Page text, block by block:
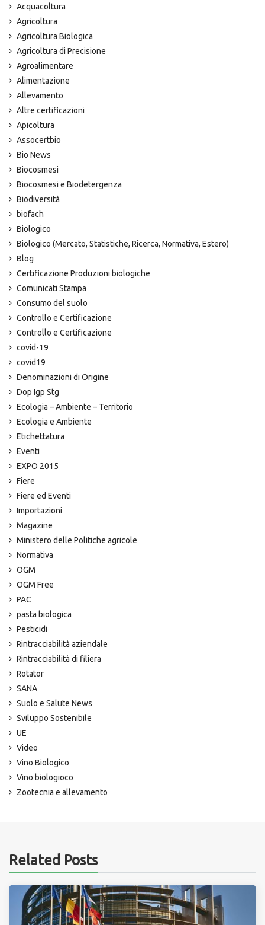
Acquacoltura
Agricoltura
Agricoltura Biologica
Agricoltura di Precisione
Agroalimentare
Alimentazione
Allevamento
Altre certificazioni
Apicoltura
Assocertbio
Bio News
Biocosmesi
Biocosmesi e Biodetergenza
Biodiversità
biofach
Biologico
Biologico (Mercato, Statistiche, Ricerca, Normativa, Estero)
Blog
Certificazione Produzioni biologiche
Comunicati Stampa
Consumo del suolo
Controllo e Certificazione
Controllo e Certificazione
covid-19
covid19
Denominazioni di Origine
Dop Igp Stg
Ecologia – Ambiente – Territorio
Ecologia e Ambiente
Etichettatura
Eventi
EXPO 2015
Fiere
Fiere ed Eventi
Importazioni
Magazine
Ministero delle Politiche agricole
Normativa
OGM
OGM Free
PAC
pasta biologica
Pesticidi
Rintracciabilità aziendale
Rintracciabilità di filiera
Rotator
SANA
Suolo e Salute News
Sviluppo Sostenibile
UE
Video
Vino Biologico
Vino biologioco
Zootecnia e allevamento
Related Posts